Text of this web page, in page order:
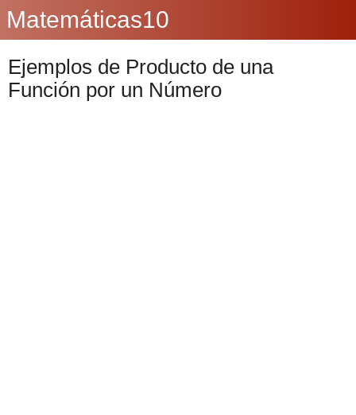
Matemáticas10
Ejemplos de Producto de una
Función por un Número